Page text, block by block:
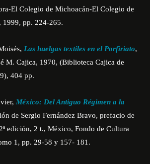
El Colegio de Michoacán-El Colegio de
pp. 224-265.
Las huelgas textiles en el Porfiriato,
M. Cajica, 1970, (Biblioteca Cajica de
404 pp.
México: Del Antiguo Régimen a la
de Sergio Fernández Bravo, prefacio de
edición, 2 t., México, Fondo de Cultura
1, pp. 29-58 y 157- 181.